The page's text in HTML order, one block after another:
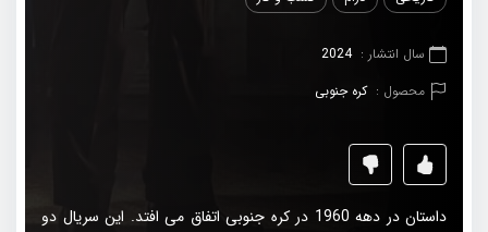
سال انتشار : 2024
محصول : کره جنوبی
داستان در دهه 1960 در کره جنوبی اتفاق می افتد. این سریال دو